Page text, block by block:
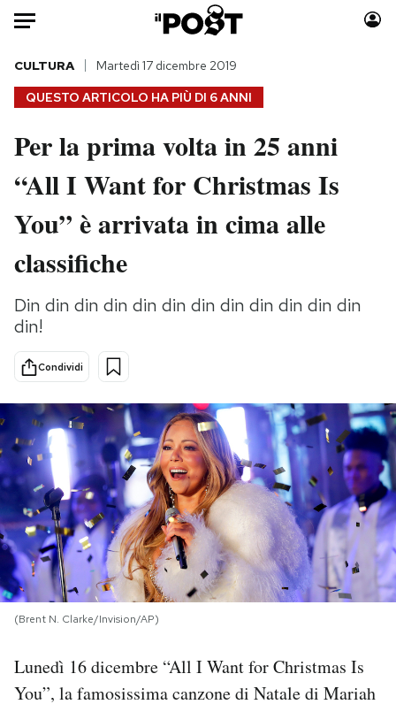
Auto
HOME
Italia
Politica
Tecnologia
Scienza
Cultura
Sport
Moda
Consumismi
Storie/Idee
Europa
PODCAST
NEWSLETTER
I MIEI PREFERITI
SHOP
CALENDARIO
QUESTO ARTICOLO HA PIÙ DI 6 ANNI
CULTURA Martedì 17 dicembre 2019
Per la prima volta in 25 anni
“All I Want for Christmas Is
You” è arrivata in cima alle
classifiche
Din din din din din din din din din din din din
din!
Condividi
(Brent N. Clarke/Invision/AP)
Lunedì 16 dicembre “All I Want for Christmas Is
You”, la famosissima canzone di Natale di Mariah